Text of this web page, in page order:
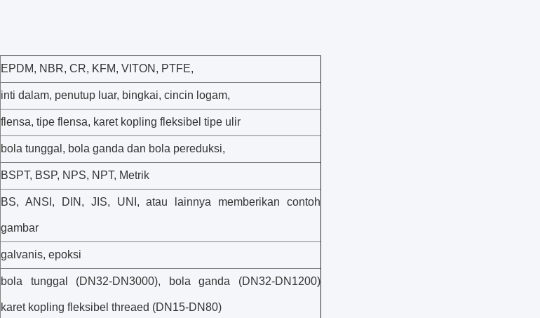
EPDM, NBR, CR, KFM, VITON, PTFE,
inti dalam, penutup luar, bingkai, cincin logam,
flensa, tipe flensa, karet kopling fleksibel tipe ulir
bola tunggal, bola ganda dan bola pereduksi,
BSPT, BSP, NPS, NPT, Metrik
BS, ANSI, DIN, JIS, UNI, atau lainnya memberikan contoh
gambar
galvanis, epoksi
bola tunggal (DN32-DN3000), bola ganda (DN32-DN1200)
karet kopling fleksibel threaed (DN15-DN80)